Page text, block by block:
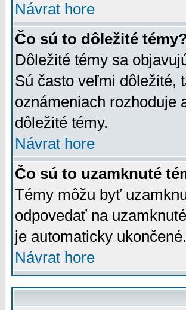
Návrat hore
Čo sú to dôležité
Dôležité témy sa
Sú často veľmi dôležité,
oznámeniach rozhoduje
dôležité témy.
Návrat hore
Čo sú to uzamknuté
Témy môžu byť
odpovedať na
je automaticky
Návrat hore